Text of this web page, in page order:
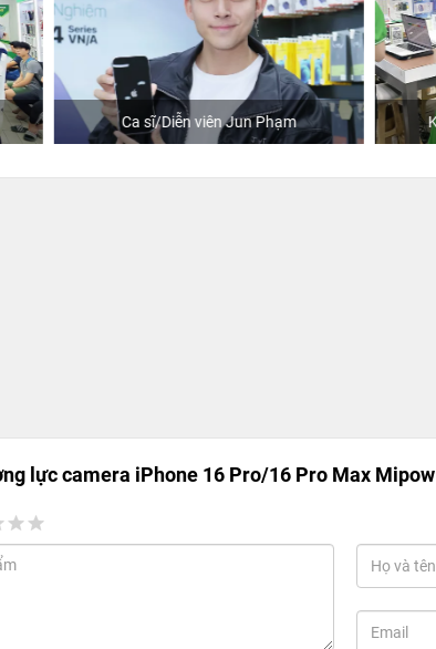
Ca sĩ/Diễn viên Jun Phạm
lực camera iPhone 16 Pro/16 Pro Max Mipow